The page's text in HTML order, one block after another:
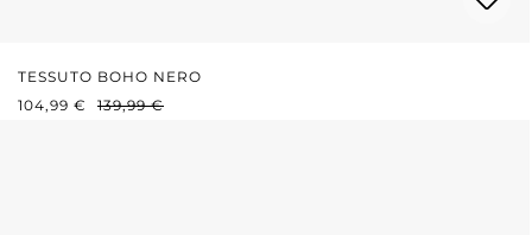
TESSUTO BOHO NERO
PREZZO DI VENDITA:
104,99 € PREZZO NORMALE:
139,99 €